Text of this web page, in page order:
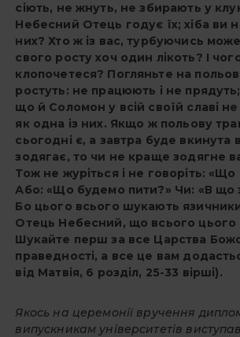
сіють, не жнуть, не збирають у
Небесний Отець годує їх; хіба ви
них? Хто ж із вас, турбуючись
свого росту хоч один лікоть? І
клопочетеся? Погляньте на
ростуть: не працюють і не
що й Соломон у всій своїй славі
як одна із них. Якщо ж польову
сьогодні є, а завтра буде вкинута
зодягає, то чи не краще зодягне
Тож не журіться і не говоріть:
Або: «Що будемо пити?» Чи: «В що
Бо цього всього шукають
Отець Небесний, що всього цього
Шукайте перш за все Царства
праведності, а все це вам
від Матвія, 6 розділ, 25-33 вірші).
Якось на церемонії вручення
випускникам університетів